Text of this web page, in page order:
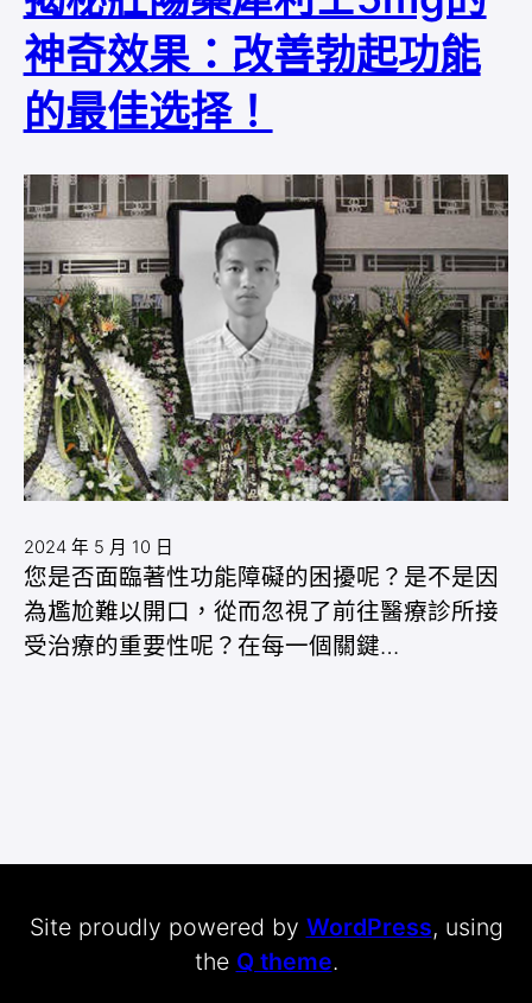
神奇效果：改善勃起功能
的最佳选择！
2024 年 5 月 10 日
您是否面臨著性功能障礙的困擾呢？是不是因
為尷尬難以開口，從而忽視了前往醫療診所接
受治療的重要性呢？在每一個關鍵…
Site proudly powered by WordPress, using
the Q theme.